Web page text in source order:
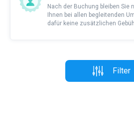
Nach der Buchung bleiben Sie
Ihnen bei allen begleitenden
dafür keine zusätzlichen
Filter